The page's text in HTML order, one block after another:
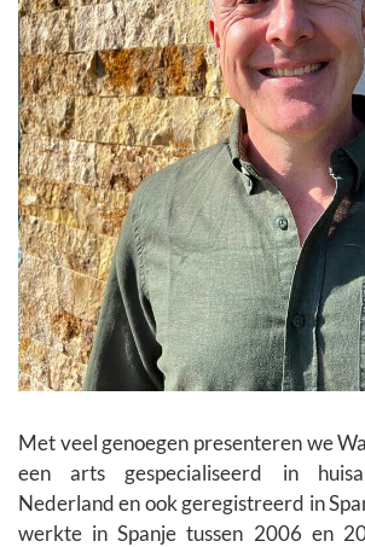
Met veel genoegen presenteren we
een arts gespecialiseerd in
Nederland en ook geregistreerd in
werkte in Spanje tussen 2006 en